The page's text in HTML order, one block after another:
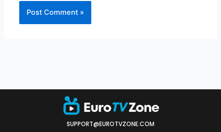
SUPPORT@EUROTVZONE.COM